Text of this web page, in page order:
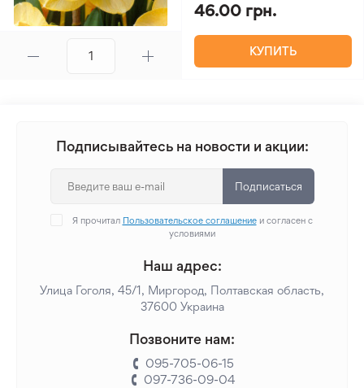
46.00 грн.
КУПИТЬ
Подписывайтесь на новости и акции:
Подписаться
Я прочитал Пользовательское соглашениеи согласен с
условиями
Наш адрес:
Улица Гоголя, 45/1, Миргород, Полтавская область,
37600 Украина
Позвоните нам:
095-705-06-15
097-736-09-04